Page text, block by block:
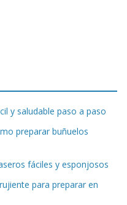
y saludable paso a paso
preparar buñuelos
fáciles y esponjosos
para preparar en